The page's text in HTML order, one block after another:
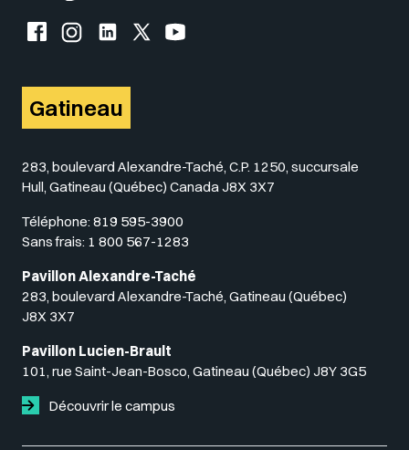
Facebook de l'UQO
Instagram de l'UQO
LinkedIn de l'UQO
X (Twitter) de l'UQO
YouTube de l'UQO
Gatineau
283, boulevard Alexandre-Taché, C.P. 1250, succursale
Hull, Gatineau (Québec) Canada J8X 3X7
Téléphone: 819 595-3900
Sans frais: 1 800 567-1283
Pavillon Alexandre-Taché
283, boulevard Alexandre-Taché, Gatineau (Québec)
J8X 3X7
Pavillon Lucien-Brault
101, rue Saint-Jean-Bosco, Gatineau (Québec) J8Y 3G5
Découvrir le campus